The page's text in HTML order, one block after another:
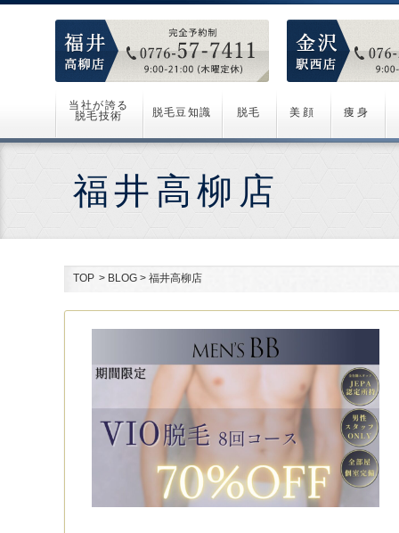
当社が誇る
脱毛技術
脱毛豆知識 脱毛 美顔 痩身
福井高柳店
TOP > BLOG > 福井高柳店